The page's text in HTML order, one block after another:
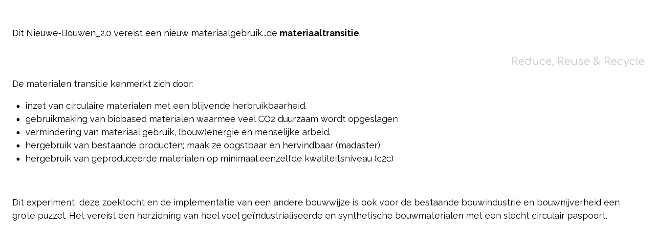
Dit Nieuwe-Bouwen_2.0 vereist een nieuw materiaalgebruik...de materiaaltransitie.
Reduce, Reuse & Recycle
De materialen transitie kenmerkt zich door:
inzet van circulaire materialen met een blijvende herbruikbaarheid.
gebruikmaking van biobased materialen waarmee veel CO2 duurzaam wordt opgeslagen
vermindering van materiaal gebruik, (bouw)energie en menselijke arbeid.
hergebruik van bestaande producten; maak ze oogstbaar en hervindbaar (madaster)
hergebruik van geproduceerde materialen op minimaal eenzelfde kwaliteitsniveau (c2c)
Dit experiment, deze zoektocht en de implementatie van een andere bouwwijze is ook voor de bestaande bouwindustrie en bouwnijverheid een
grote puzzel. Het vereist een herziening van heel veel geïndustrialiseerde en synthetische bouwmaterialen met een slecht circulair paspoort.